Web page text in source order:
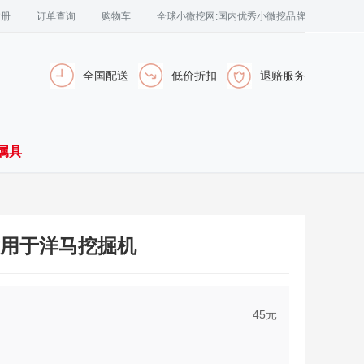
订单查询 购物车 全球小微挖网:国内优秀小微挖品牌
全国配送 低价折扣 退赔服务
具
于洋马挖掘机
45元